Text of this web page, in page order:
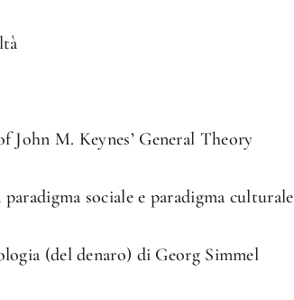
M. Keynes’ General Theory
sociale e paradigma culturale
(del denaro) di Georg Simmel